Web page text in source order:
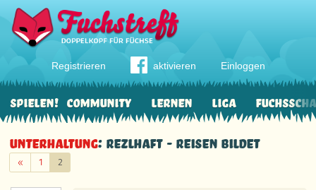
Registrieren aktivieren Einloggen
Community Lernen Liga
Spielen!
Unterhaltung: Rezlhaft - Reisen bildet
«Zurück
1 2